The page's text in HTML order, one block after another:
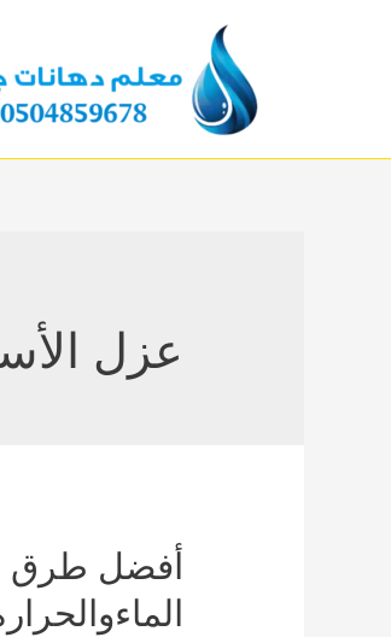
عزل
أفضل طرق